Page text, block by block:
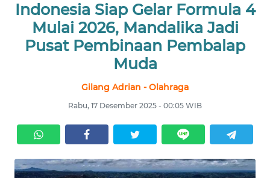
Indonesia Siap Gelar Formula 4
Mulai 2026, Mandalika Jadi
Pusat Pembinaan Pembalap
Muda
Gilang Adrian - Olahraga
Rabu, 17 Desember 2025 - 00:05 WIB
NASIONAL
DAERAH
EKUIN
SAINS-TEKNO